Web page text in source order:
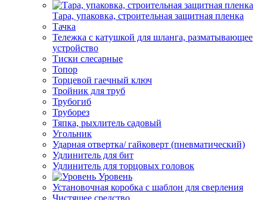
Тара, упаковка, строительная защитная пленка
Тачка
Тележка с катушкой для шланга, разматывающее
устройство
Тиски слесарные
Топор
Торцевой гаечный ключ
Тройник для труб
Трубогиб
Труборез
Тяпка, рыхлитель садовый
Угольник
Ударная отвертка/ гайковерт (пневматический)
Удлинитель для бит
Удлинитель для торцовых головок
Уровень
Установочная коробка с шаблон для сверления
Чистящее средство